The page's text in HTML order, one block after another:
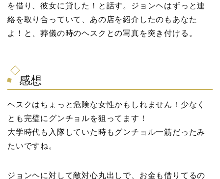
を借り、彼女に貸した！と話す。ジョンヘはずっと連
絡を取り合っていて、あの店を紹介したのもあなた
よ！と、葬儀の時のヘスクとの写真を突き付ける。
感想
ヘスクはちょっと危険な女性かもしれません！少なく
とも完璧にグンチョルを狙ってます！
大学時代も入隊していた時もグンチョル一筋だったみ
たいですね。
ジョンヘに対して敵対心丸出しで、お金も借りてるの